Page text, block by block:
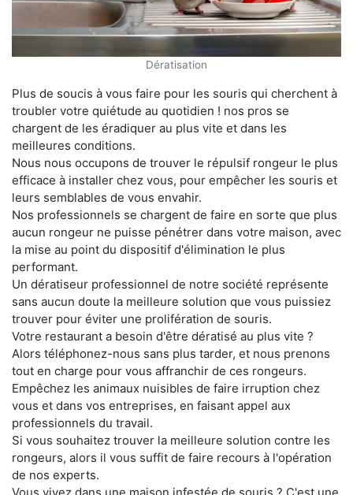
Dératisation
Plus de soucis à vous faire pour les souris qui cherchent à
troubler votre quiétude au quotidien ! nos pros se
chargent de les éradiquer au plus vite et dans les
meilleures conditions.
Nous nous occupons de trouver le répulsif rongeur le plus
efficace à installer chez vous, pour empêcher les souris et
leurs semblables de vous envahir.
Nos professionnels se chargent de faire en sorte que plus
aucun rongeur ne puisse pénétrer dans votre maison, avec
la mise au point du dispositif d'élimination le plus
performant.
Un dératiseur professionnel de notre société représente
sans aucun doute la meilleure solution que vous puissiez
trouver pour éviter une prolifération de souris.
Votre restaurant a besoin d'être dératisé au plus vite ?
Alors téléphonez-nous sans plus tarder, et nous prenons
tout en charge pour vous affranchir de ces rongeurs.
Empêchez les animaux nuisibles de faire irruption chez
vous et dans vos entreprises, en faisant appel aux
professionnels du travail.
Si vous souhaitez trouver la meilleure solution contre les
rongeurs, alors il vous suffit de faire recours à l'opération
de nos experts.
Vous vivez dans une maison infestée de souris ? C'est une